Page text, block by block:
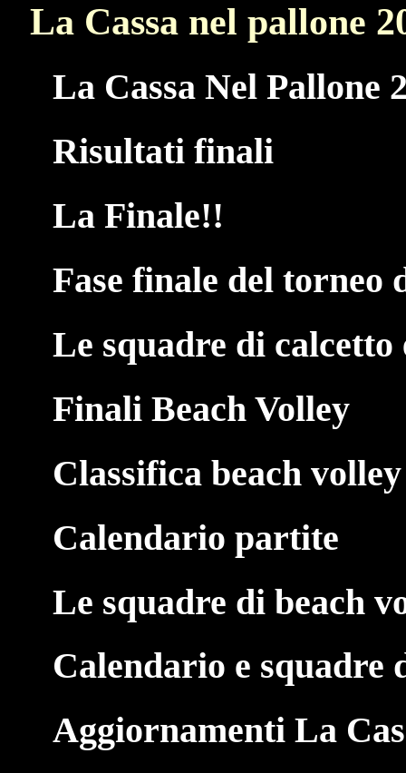
La Cassa nel pallone
La Cassa Nel Pallone
Risultati finali
La Finale!!
Fase finale del torneo
Le squadre di
Finali Beach Volley
Classifica beach volley
Calendario partite
Le squadre di beach
Calendario e squadre
Aggiornamenti La